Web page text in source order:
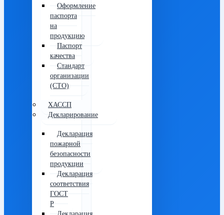
Оформление
паспорта
на
продукцию
Паспорт
качества
Стандарт
организации
(СТО)
ХАССП
Декларирование
Декларация
пожарной
безопасности
продукции
Декларация
соответствия
ГОСТ
Р